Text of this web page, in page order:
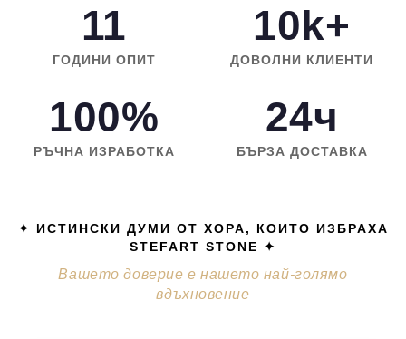
11
ГОДИНИ ОПИТ
10k+
ДОВОЛНИ КЛИЕНТИ
100%
РЪЧНА ИЗРАБОТКА
24ч
БЪРЗА ДОСТАВКА
✦ ИСТИНСКИ ДУМИ ОТ ХОРА, КОИТО ИЗБРАХА
STEFART STONE ✦
Вашето доверие е нашето най-голямо
вдъхновение